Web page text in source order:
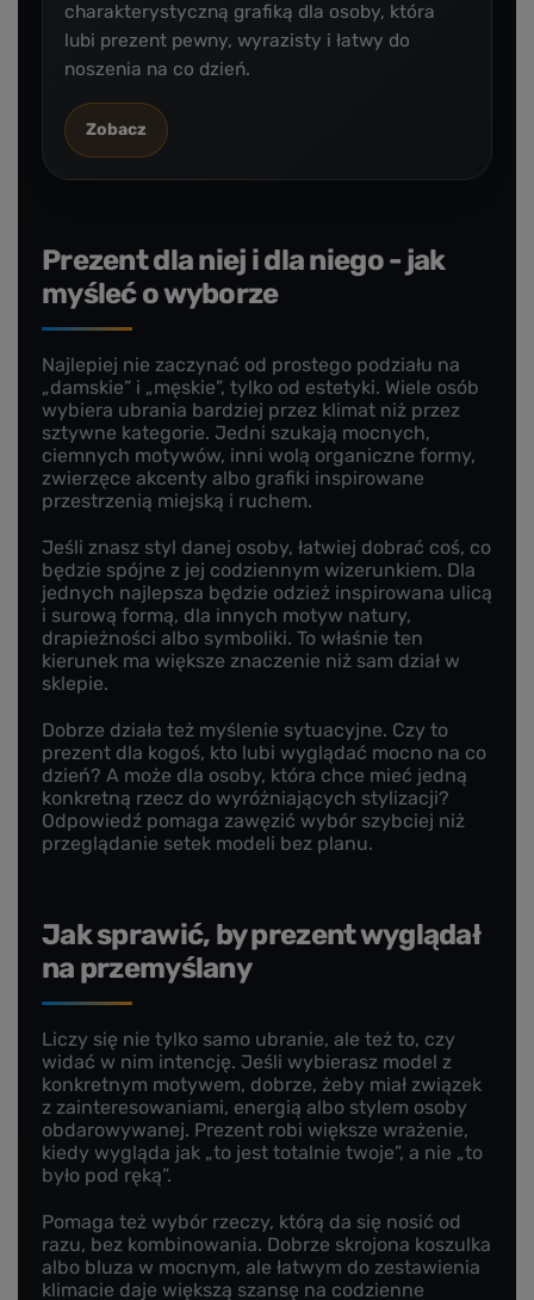
charakterystyczną grafiką dla osoby, która
lubi prezent pewny, wyrazisty i łatwy do
noszenia na co dzień.
Zobacz
Prezent dla niej i dla niego - jak
myśleć o wyborze
Najlepiej nie zaczynać od prostego podziału na
„damskie” i „męskie”, tylko od estetyki. Wiele osób
wybiera ubrania bardziej przez klimat niż przez
sztywne kategorie. Jedni szukają mocnych,
ciemnych motywów, inni wolą organiczne formy,
zwierzęce akcenty albo grafiki inspirowane
przestrzenią miejską i ruchem.
Jeśli znasz styl danej osoby, łatwiej dobrać coś, co
będzie spójne z jej codziennym wizerunkiem. Dla
jednych najlepsza będzie odzież inspirowana ulicą
i surową formą, dla innych motyw natury,
drapieżności albo symboliki. To właśnie ten
kierunek ma większe znaczenie niż sam dział w
sklepie.
Dobrze działa też myślenie sytuacyjne. Czy to
prezent dla kogoś, kto lubi wyglądać mocno na co
dzień? A może dla osoby, która chce mieć jedną
konkretną rzecz do wyróżniających stylizacji?
Odpowiedź pomaga zawęzić wybór szybciej niż
przeglądanie setek modeli bez planu.
Jak sprawić, by prezent wyglądał
na przemyślany
Liczy się nie tylko samo ubranie, ale też to, czy
widać w nim intencję. Jeśli wybierasz model z
konkretnym motywem, dobrze, żeby miał związek
z zainteresowaniami, energią albo stylem osoby
obdarowywanej. Prezent robi większe wrażenie,
kiedy wygląda jak „to jest totalnie twoje”, a nie „to
było pod ręką”.
Pomaga też wybór rzeczy, którą da się nosić od
razu, bez kombinowania. Dobrze skrojona koszulka
albo bluza w mocnym, ale łatwym do zestawienia
klimacie daje większą szansę na codzienne